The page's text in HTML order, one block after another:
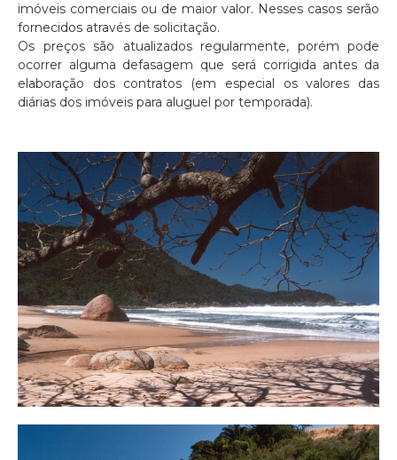
imóveis comerciais ou de maior valor. Nesses casos serão
fornecidos através de solicitação.
Os preços são atualizados regularmente, porém pode
ocorrer alguma defasagem que será corrigida antes da
elaboração dos contratos (em especial os valores das
diárias dos imóveis para aluguel por temporada).